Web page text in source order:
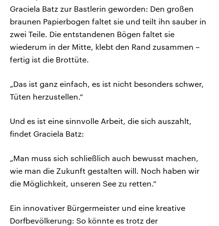
Graciela Batz zur Bastlerin geworden: Den großen
braunen Papierbogen faltet sie und teilt ihn sauber in
zwei Teile. Die entstandenen Bögen faltet sie
wiederum in der Mitte, klebt den Rand zusammen –
fertig ist die Brottüte.
„Das ist ganz einfach, es ist nicht besonders schwer,
Tüten herzustellen.“
Und es ist eine sinnvolle Arbeit, die sich auszahlt,
findet Graciela Batz:
„Man muss sich schließlich auch bewusst machen,
wie man die Zukunft gestalten will. Noch haben wir
die Möglichkeit, unseren See zu retten.“
Ein innovativer Bürgermeister und eine kreative
Dorfbevölkerung: So könnte es trotz der